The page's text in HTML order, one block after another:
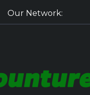
Our Network: